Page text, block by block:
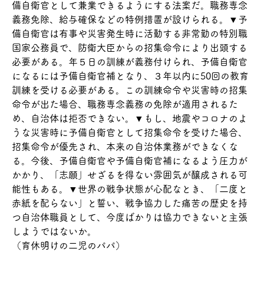
備自衛官として兼業できるようにする法案だ。職務専念
義務免除、給与確保などの特例措置が設けられる。▼予
備自衛官は有事や災害発生時に活動する非常勤の特別職
国家公務員で、防衛大臣からの招集命令により出頭する
必要がある。年５日の訓練が義務付けられ、予備自衛官
になるには予備自衛官補となり、３年以内に50回の教育
訓練を受ける必要がある。この訓練命令や災害時の招集
命令が出た場合、職務専念義務の免除が適用されるた
め、自治体は拒否できない。▼もし、地震やコロナのよ
うな災害時に予備自衛官として招集命令を受けた場合、
招集命令が優先され、本来の自治体業務ができなくな
る。今後、予備自衛官や予備自衛官補になるよう圧力が
かかり、「志願」せざるを得ない雰囲気が醸成される可
能性もある。▼世界の戦争状態が心配なとき、「二度と
赤紙を配らない」と誓い、戦争協力した痛苦の歴史を持
つ自治体職員として、今度ばかりは協力できないと主張
しようではないか。
（育休明けの二児のパパ）